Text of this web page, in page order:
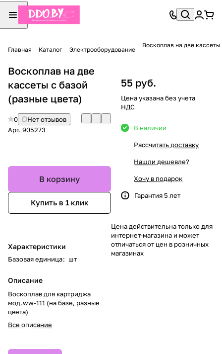
Главная Каталог Электрооборудование
Воскоплав на две
Воскоплав на две
кассеты с базой
(разные цвета)
0
Нет отзывов
Арт. 905273
В корзину
Купить в 1 клик
Характеристики
Базовая единица: шт
Описание
Воскоплав для картриджа
мод.ww-111 (на базе, разные
цвета)
Все описание
55 руб.
Цена указана без учета
НДС
В наличии
Рассчитать доставку
Нашли дешевле?
Хочу в подарок
Гарантия 5 лет
Цена действительна только для
интернет-магазина и может
отличаться от цен в розничных
магазинах